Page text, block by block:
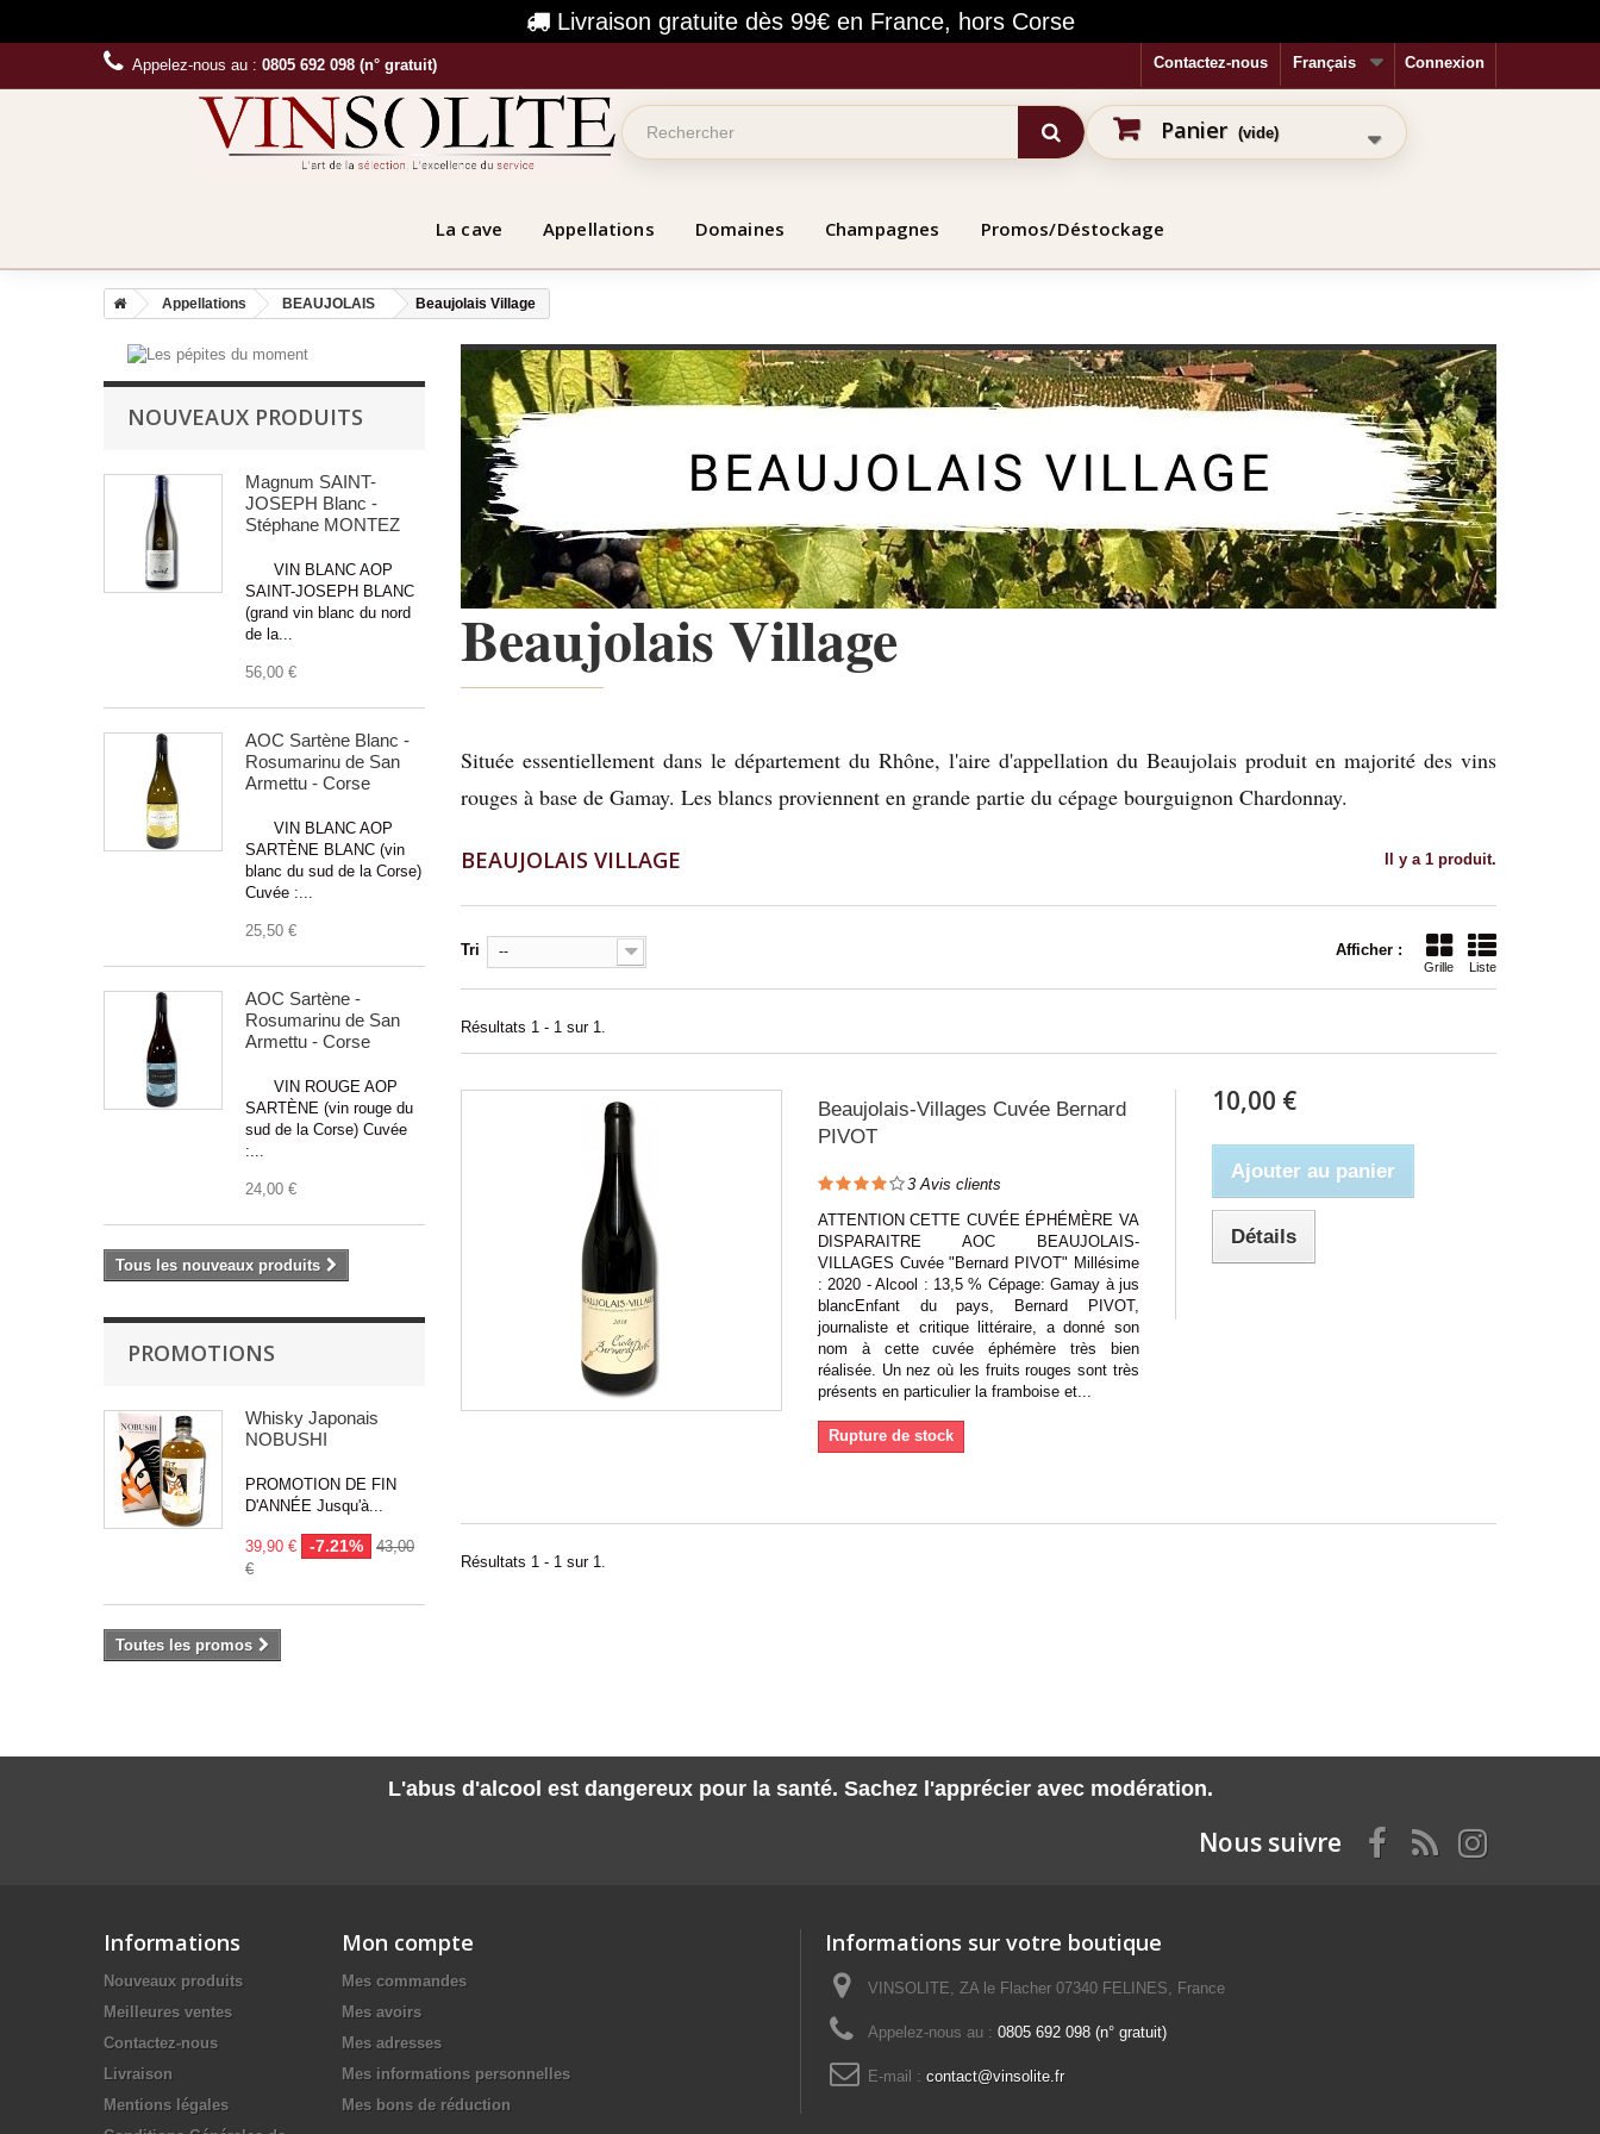
Livraison gratuite dès 99€ en France, hors Corse
Connexion
Français
Contactez-nous
Appelez-nous au : 0805 692 098 (n° gratuit)
Panier (vide)
La cave Appellations Domaines Champagnes Promos/Déstockage
Appellations BEAUJOLAIS Beaujolais Village
NOUVEAUX PRODUITS
Magnum SAINT-
JOSEPH Blanc -
Stéphane MONTEZ
VIN BLANC AOP
SAINT-JOSEPH BLANC
(grand vin blanc du nord
de la...
56,00 €
AOC Sartène Blanc -
Rosumarinu de San
Armettu - Corse
VIN BLANC AOP
SARTÈNE BLANC (vin
blanc du sud de la Corse)
Cuvée :...
25,50 €
AOC Sartène -
Rosumarinu de San
Armettu - Corse
VIN ROUGE AOP
SARTÈNE (vin rouge du
sud de la Corse) Cuvée
:...
24,00 €
Tous les nouveaux produits
PROMOTIONS
Whisky Japonais
NOBUSHI
PROMOTION DE FIN
D'ANNÉE Jusqu'à...
39,90 € -7.21%
43,00
€
Toutes les promos
Beaujolais Village
Située essentiellement dans le département du Rhône, l'aire d'appellation du Beaujolais produit en majorité des vins
rouges à base de Gamay. Les blancs proviennent en grande partie du cépage bourguignon Chardonnay.
BEAUJOLAIS VILLAGE Il y a 1 produit.
Afficher :
Grille Liste
Tri --
Résultats 1 - 1 sur 1.
Beaujolais-Villages Cuvée Bernard
PIVOT
3Avis clients
ATTENTION CETTE CUVÉE ÉPHÉMÈRE VA
DISPARAITRE AOC BEAUJOLAIS-
VILLAGES Cuvée "Bernard PIVOT" Millésime
: 2020 - Alcool : 13,5 % Cépage: Gamay à jus
blancEnfant du pays, Bernard PIVOT,
journaliste et critique littéraire, a donné son
nom à cette cuvée éphémère très bien
réalisée. Un nez où les fruits rouges sont très
présents en particulier la framboise et...
Rupture de stock
10,00 €
Ajouter au panier
Détails
Résultats 1 - 1 sur 1.
L'abus d'alcool est dangereux pour la santé. Sachez l'apprécier avec modération.
Nous suivre
Informations
Nouveaux produits
Meilleures ventes
Contactez-nous
Livraison
Mentions légales
Mon compte
Mes commandes
Mes avoirs
Mes adresses
Mes informations personnelles
Mes bons de réduction
Informations sur votre boutique
VINSOLITE, ZA le Flacher 07340 FELINES, France
Appelez-nous au : 0805 692 098 (n° gratuit)
E-mail : contact@vinsolite.fr